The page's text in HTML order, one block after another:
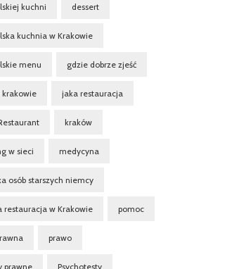
kuchni dessert
kuchnia w Krakowie
menu gdzie dobrze zjeść
jaka restauracja
kraków
w sieci medycyna
osób starszych niemcy
restauracja w Krakowie pomoc
prawo
prawne Psychotesty